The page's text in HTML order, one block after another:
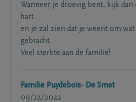
Wanneer je droevig bent, kijk
hart
en je zal zien dat je weent om
gebracht.
Veel sterkte aan de familie!
Familie Puydebois- De Smet
09/12/2022